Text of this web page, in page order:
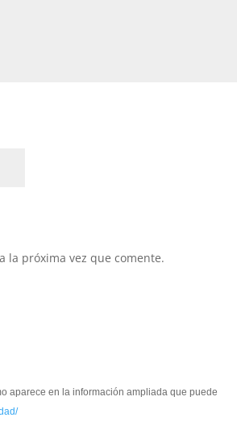
la próxima vez que comente.
aparece en la información ampliada que puede